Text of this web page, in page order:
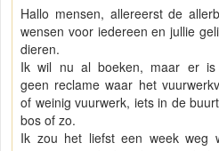
Hallo mensen, allereerst de
wensen voor iedereen en jullie
dieren.
Ik wil nu al boeken, maar er is
geen reclame waar het
of weinig vuurwerk, iets in de
bos of zo.
Ik zou het liefst een week weg